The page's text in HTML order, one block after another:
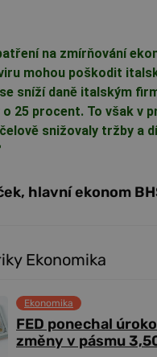
na zmírňování
mohou poškodit
sníží daně italským
25 procent. To však v
snižovaly tržby a
hlavní ekonom
Ekonomika
FED ponechal
změny v pásmu
Ekonomika